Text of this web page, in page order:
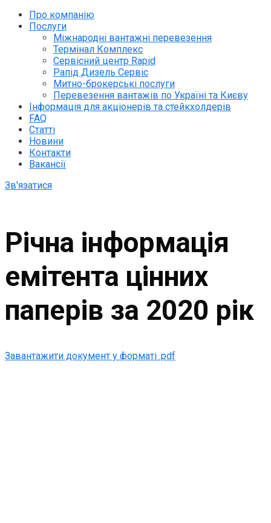
Про компанію
Послуги
Міжнародні вантажні перевезення
Термінал Комплекс
Сервісний центр Rapid
Рапід Дизель Сервіс
Митно-брокерські послуги
Перевезення вантажів по Україні та Києву
Інформація для акціонерів та стейкхолдерів
FAQ
Статті
Новини
Контакти
Вакансії
Зв'язатися
Річна інформація
емітента цінних
паперів за 2020 рік
Завантажити документ у форматі .pdf